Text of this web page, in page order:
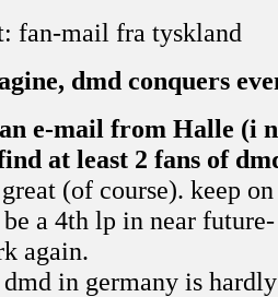
fan-mail fra tyskland
dmd conquers
e-mail from Halle (i
at least 2 fans of
(of course). keep
a 4th lp in near
again.
in germany is